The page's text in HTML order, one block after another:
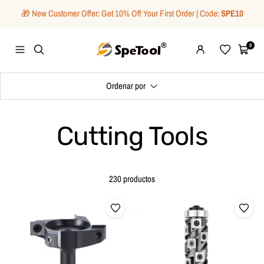
🎁 New Customer Offer: Get 10% Off Your First Order | Code:SPE10
Navigación
SpeTool
WishlistCarrito
0
Ordenar por
Cutting Tools
230 productos